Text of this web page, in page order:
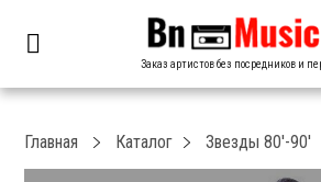
Заказ артистов без посредников и
Главная Каталог Звезды 80′-90′